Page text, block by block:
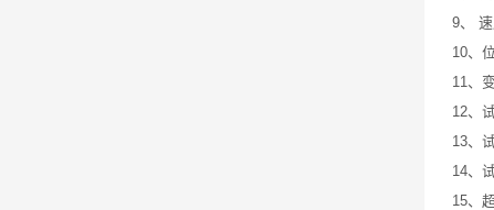
9、
10、
11、
12、
13、
14、
15、